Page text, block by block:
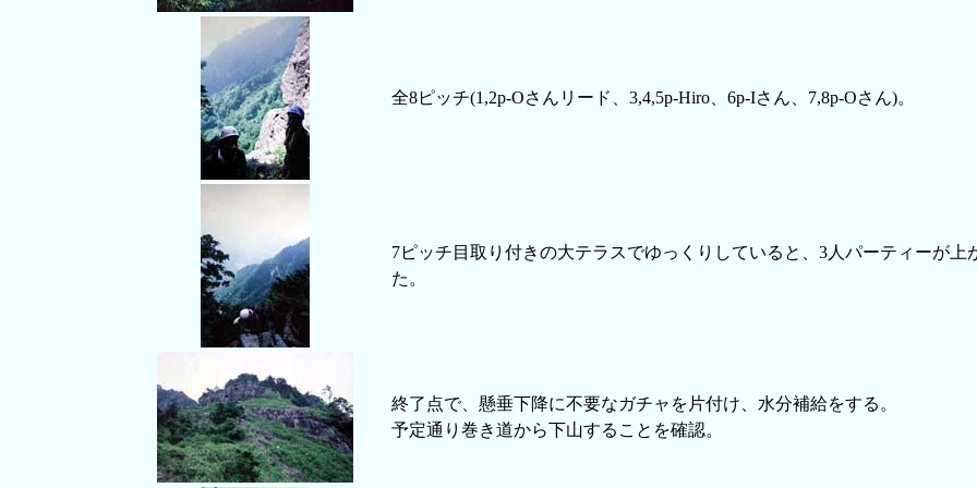
全8ピッチ(1,2p-Oさんリード、3,4,5p-Hiro、6p-Iさん、7,8p-Oさん)。
7ピッチ目取り付きの大テラスでゆっくりしていると、3人パーティーが上
た。
終了点で、懸垂下降に不要なガチャを片付け、水分補給をする。
予定通り巻き道から下山することを確認。